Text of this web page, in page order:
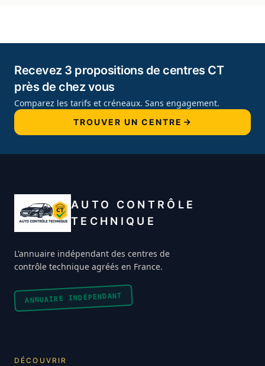
Recevez 3 propositions de centres CT
près de chez vous
Comparez les tarifs et créneaux. Sans engagement.
TROUVER UN CENTRE
AUTO CONTRÔLE
TECHNIQUE
L'annuaire indépendant des centres de
contrôle technique agréés en France.
ANNUAIRE INDÉPENDANT
DÉCOUVRIR